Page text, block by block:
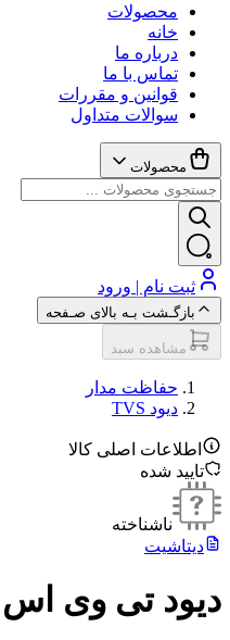
محصولات
خانه
درباره ما
تماس با ما
قوانین و مقررات
سوالات متداول
محصولات
ثبت نام | ورود
بازگـشت بـه بالای صـفحه
مشاهده سبد
حفاظت مدار
دیود TVS
اطلاعات اصلی کالا
تایید شده
ناشناخته
دیتاشیت
دیود تی وی اس SMBJ48CA